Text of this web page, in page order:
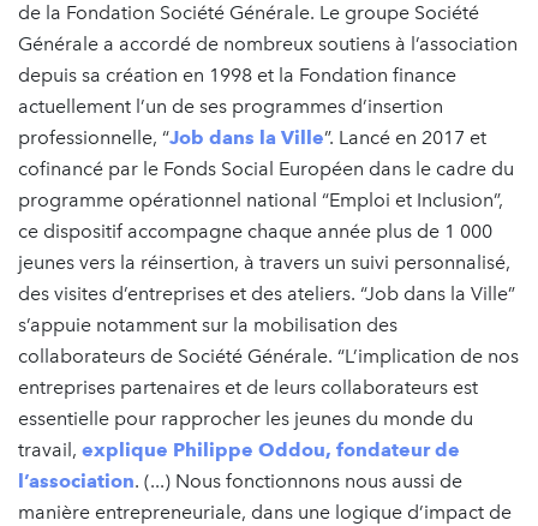
de la Fondation Société Générale. Le groupe Société
Générale a accordé de nombreux soutiens à l’association
depuis sa création en 1998 et la Fondation finance
actuellement l’un de ses programmes d’insertion
professionnelle, “Job dans la Ville”. Lancé en 2017 et
cofinancé par le Fonds Social Européen dans le cadre du
programme opérationnel national “Emploi et Inclusion”,
ce dispositif accompagne chaque année plus de 1 000
jeunes vers la réinsertion, à travers un suivi personnalisé,
des visites d’entreprises et des ateliers. “Job dans la Ville”
s’appuie notamment sur la mobilisation des
collaborateurs de Société Générale. “L’implication de nos
entreprises partenaires et de leurs collaborateurs est
essentielle pour rapprocher les jeunes du monde du
travail, explique Philippe Oddou, fondateur de
l’association. (...) Nous fonctionnons nous aussi de
manière entrepreneuriale, dans une logique d’impact de